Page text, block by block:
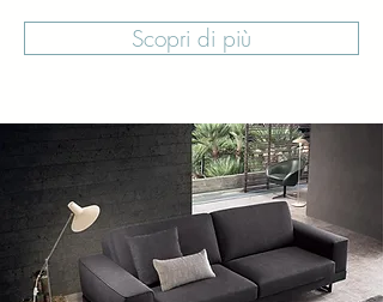
Scopri di più